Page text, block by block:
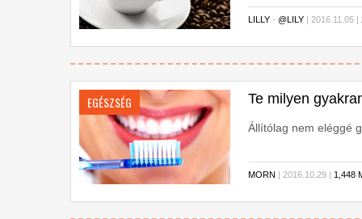
LILLY -@LILY | 2016.11.05 |
EGÉSZSÉG Te milyen
Állítólag nem eléggé
MORN | 2016.10.29 | 1,448